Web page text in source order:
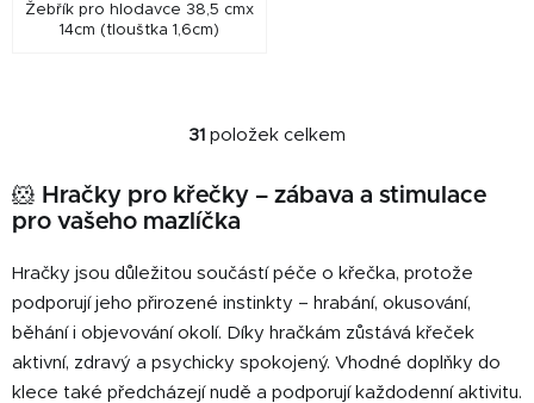
Žebřík pro hlodavce 38,5 cmx
14cm (tloušťka 1,6cm)
O
l
a
c
í
p
r
31 položek celkem
🐹 Hračky pro křečky – zábava a stimulace
pro vašeho mazlíčka
Hračky jsou důležitou součástí péče o křečka, protože
podporují jeho přirozené instinkty – hrabání, okusování,
běhání i objevování okolí. Díky hračkám zůstává křeček
aktivní, zdravý a psychicky spokojený. Vhodné doplňky do
klece také předcházejí nudě a podporují každodenní aktivitu.